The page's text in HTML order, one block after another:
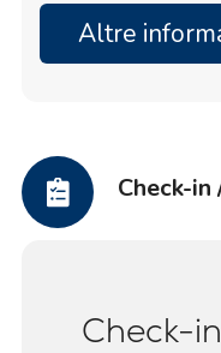
Altre
Check-in
Check-in